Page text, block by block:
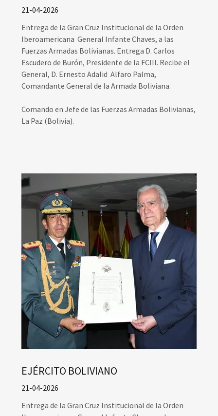
21-04-2026
Entrega de la Gran Cruz Institucional de la Orden
Iberoamericana General Infante Chaves, a las
Fuerzas Armadas Bolivianas. Entrega D. Carlos
Escudero de Burón, Presidente de la FCIII. Recibe el
General, D. Ernesto Adalid Alfaro Palma,
Comandante General de la Armada Boliviana.
Comando en Jefe de las Fuerzas Armadas Bolivianas,
La Paz (Bolivia).
EJÉRCITO BOLIVIANO
21-04-2026
Entrega de la Gran Cruz Institucional de la Orden